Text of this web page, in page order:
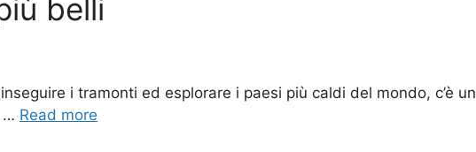
belli
i tramonti ed esplorare i paesi più caldi del mondo, c’è un
… Read more